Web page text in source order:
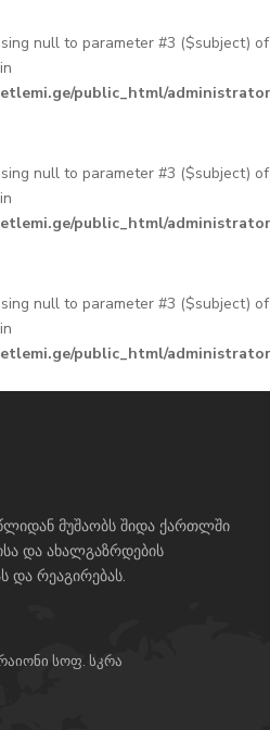
null to parameter #3 ($subject) of
public_html/
null to parameter #3 ($subject) of
public_html/
null to parameter #3 ($subject) of
public_html/
მუშაობს შიდა ქართლში
და ახალგაზრდების
და რეაგირებას.
სოფ. სკრა